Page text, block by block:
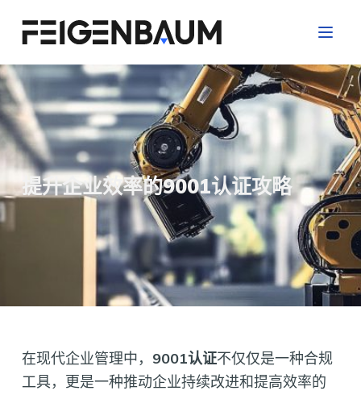
跳
过
内
容
提升企业效率的9001认证攻略
在现代企业管理中， 9001认证不仅仅是一种合规
工具，更是一种推动企业持续改进和提高效率的